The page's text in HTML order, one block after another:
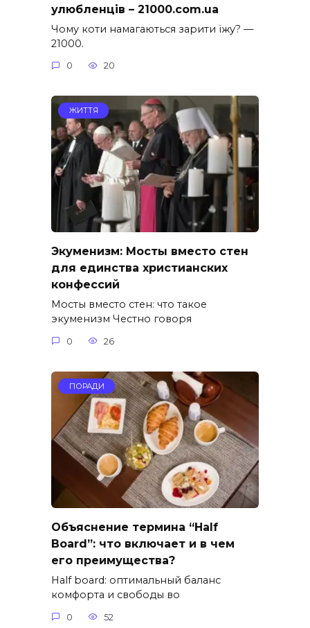
улюбленців – 21000.com.ua
Чому коти намагаються зарити їжу? —
21000.
0 20
ЖИТТЯ
Экуменизм: Мосты вместо стен
для единства христианских
конфессий
Мосты вместо стен: что такое
экуменизм Честно говоря
0 26
ПОРАДИ
Объяснение термина “Half
Board”: что включает и в чем
его преимущества?
Half board: оптимальный баланс
комфорта и свободы во
0 52